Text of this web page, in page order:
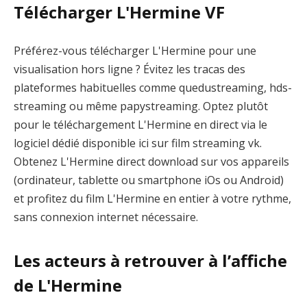
Télécharger L'Hermine VF
Préférez-vous télécharger L'Hermine pour une
visualisation hors ligne ? Évitez les tracas des
plateformes habituelles comme quedustreaming, hds-
streaming ou même papystreaming. Optez plutôt
pour le téléchargement L'Hermine en direct via le
logiciel dédié disponible ici sur film streaming vk.
Obtenez L'Hermine direct download sur vos appareils
(ordinateur, tablette ou smartphone iOs ou Android)
et profitez du film L'Hermine en entier à votre rythme,
sans connexion internet nécessaire.
Les acteurs à retrouver à l’affiche
de L'Hermine